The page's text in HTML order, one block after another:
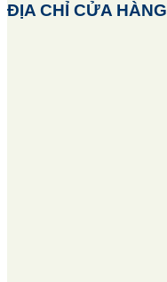
ĐỊA CHỈ CỬA HÀNG